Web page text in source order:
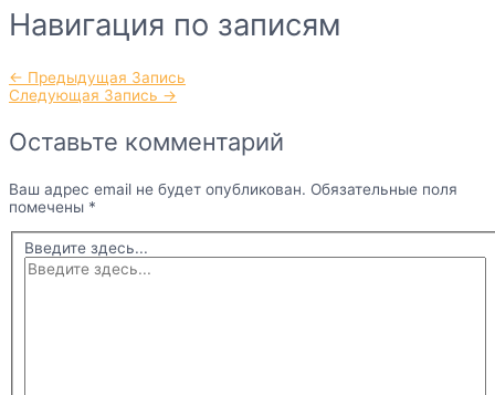
Навигация по записям
← Предыдущая Запись
Следующая Запись →
Оставьте комментарий
Ваш адрес email не будет опубликован. Обязательные поля
помечены *
Введите здесь...